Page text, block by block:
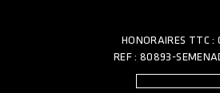
HONORAIRES TTC :
REF : 80893-